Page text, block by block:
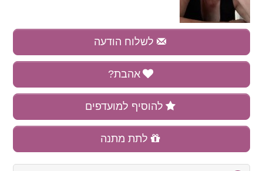
לשלוח הודעה
אהבת?
להוסיף למועדפים
לתת מתנה